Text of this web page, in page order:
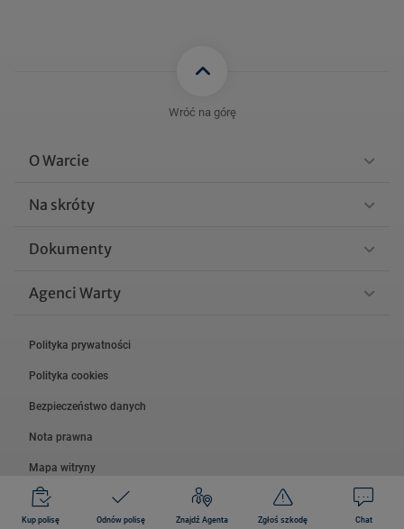
Wróć na górę
O Warcie
Na skróty
Dokumenty
Agenci Warty
© 2026 Grupa Warta.
Polityka prywatności
Polityka cookies
Bezpieczeństwo danych
Nota prawna
Mapa witryny
Zgłoś szkodę
Odnów polisę
Kup polisę Znajdź Agenta Chat